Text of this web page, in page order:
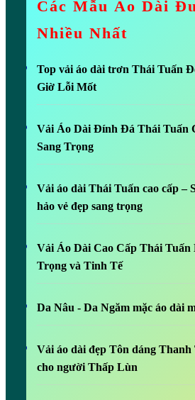
Các Mẫu Áo Dài
Nhiều Nhất
Top vải áo dài trơn Thái Tuấn
Giờ Lỗi Mốt
Vải Áo Dài Đính Đá Thái Tuấn
Sang Trọng
Vải áo dài Thái Tuấn cao cấp –
hảo vẻ đẹp sang trọng
Vải Áo Dài Cao Cấp Thái Tuấn
Trọng và Tinh Tế
Da Nâu - Da Ngăm mặc áo dài
Vải áo dài đẹp Tôn dáng Thanh
cho người Thấp Lùn